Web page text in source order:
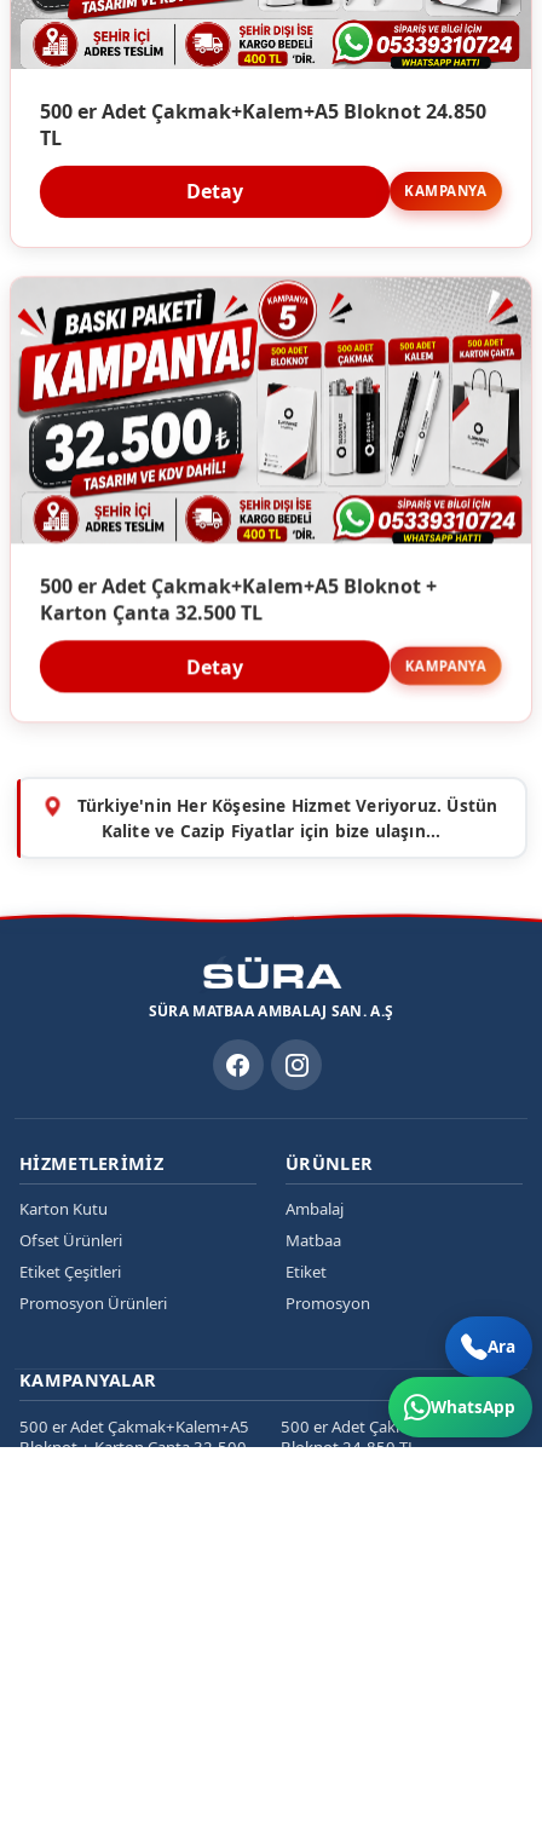
500 er Adet Çakmak+Kalem+A5 Bloknot 24.850
TL
Detay KAMPANYA
500 er Adet Çakmak+Kalem+A5 Bloknot +
Karton Çanta 32.500 TL
Detay KAMPANYA
Türkiye'nin Her Köşesine Hizmet Veriyoruz. Üstün
Kalite ve Cazip Fiyatlar için bize ulaşın...
SÜRA MATBAA AMBALAJ SAN. A.Ş
HIZMETLERIMIZ
Karton Kutu
Ofset Ürünleri
Etiket Çeşitleri
Promosyon Ürünleri
ÜRÜNLER
Ambalaj
Matbaa
Etiket
Promosyon
KAMPANYALAR
500 er Adet Çakmak+Kalem+A5
Bloknot + Karton Çanta 32.500
500 er Adet Çakmak+Kalem+A5
Bloknot 24.850 TL
Ara
WhatsApp